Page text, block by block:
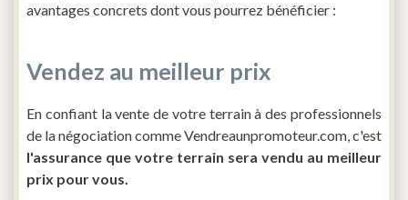
avantages concrets dont vous pourrez bénéficier :
Vendez au meilleur prix
En confiant la vente de votre terrain à des professionnels
de la négociation comme Vendreaunpromoteur.com, c'est
l'assurance que votre terrain sera vendu au meilleur
prix pour vous.